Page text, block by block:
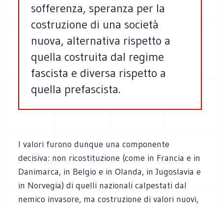
sofferenza, speranza per la
costruzione di una società
nuova, alternativa rispetto a
quella costruita dal regime
fascista e diversa rispetto a
quella prefascista.
I valori furono dunque una componente
decisiva: non ricostituzione (come in Francia e in
Danimarca, in Belgio e in Olanda, in Jugoslavia e
in Norvegia) di quelli nazionali calpestati dal
nemico invasore, ma costruzione di valori nuovi,